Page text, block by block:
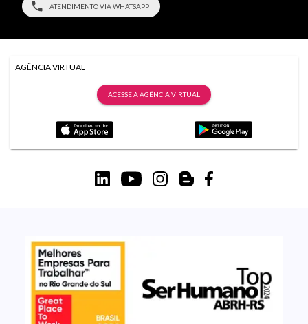
ATENDIMENTO VIA WHATSAPP
AGÊNCIA VIRTUAL
ACESSE A AGÊNCIA VIRTUAL